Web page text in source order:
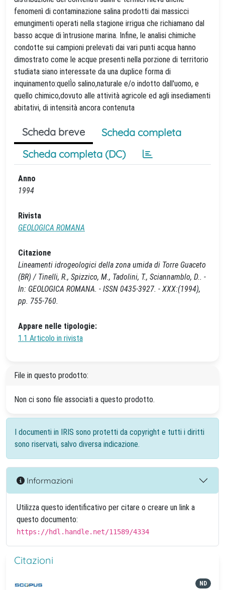
fenomenì di contaminazione salina prodotti dai massicci
emungimenti operati nella stagione irrigua che richiamano dal
basso acque di ìntrusione marina. Infine, le analisi chimiche
condotte sui campioni prelevati dai vari punti acqua hanno
dimostrato come le acque presenti nella porzione di territorio
studiata siano interessate da una duplice forma di
inquinamento:quelÌo salino,naturale e/o indotto dall'uomo, e
quello chimico,dovuto alle attività agricole ed agli insediamenti
abitativi, di intensità ancora contenuta
Scheda breve
Scheda completa
Scheda completa (DC)
Anno
1994
Rivista
GEOLOGICA ROMANA
Citazione
Lineamenti idrogeologici della zona umida di Torre Guaceto
(BR) / Tinelli, R., Spizzico, M., Tadolini, T., Sciannamblo, D.. -
In: GEOLOGICA ROMANA. - ISSN 0435-3927. - XXX:(1994),
pp. 755-760.
Appare nelle tipologie:
1.1 Articolo in rivista
File in questo prodotto:
Non ci sono file associati a questo prodotto.
I documenti in IRIS sono protetti da copyright e tutti i diritti
sono riservati, salvo diversa indicazione.
Informazioni
Utilizza questo identificativo per citare o creare un link a
questo documento:
https://hdl.handle.net/11589/4334
Citazioni
ND